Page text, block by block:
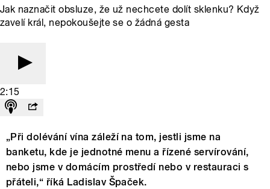
Jak naznačit obsluze, že už nechcete dolít sklenku? Když
zavelí král, nepokoušejte se o žádná gesta
2:15
„Při dolévání vína záleží na tom, jestli jsme na
banketu, kde je jednotné menu a řízené servírování,
nebo jsme v domácím prostředí nebo v restauraci s
přáteli,“ říká Ladislav Špaček.